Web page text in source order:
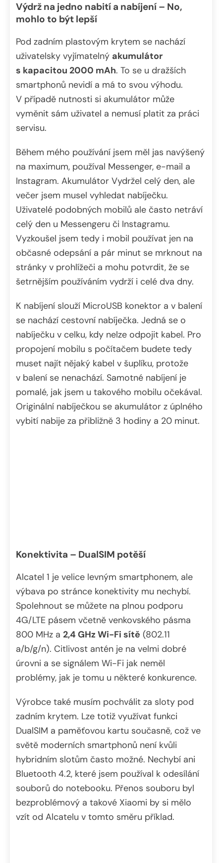
Výdrž na jedno nabití a nabíjení – No,
mohlo to být lepší
Pod zadním plastovým krytem se nachází
uživatelsky vyjímatelný akumulátor
s kapacitou 2000 mAh. To se u dražších
smartphonů nevidí a má to svou výhodu.
V případě nutnosti si akumulátor může
vyměnit sám uživatel a nemusí platit za práci
servisu.
Během mého používání jsem měl jas navýšený
na maximum, používal Messenger, e-mail a
Instagram. Akumulátor Vydržel celý den, ale
večer jsem musel vyhledat nabíječku.
Uživatelé podobných mobilů ale často netráví
celý den u Messengeru či Instagramu.
Vyzkoušel jsem tedy i mobil používat jen na
občasné odepsání a pár minut se mrknout na
stránky v prohlížeči a mohu potvrdit, že se
šetrnějším používáním vydrží i celé dva dny.
K nabíjení slouží MicroUSB konektor a v balení
se nachází cestovní nabíječka. Jedná se o
nabíječku v celku, kdy nelze odpojit kabel. Pro
propojení mobilu s počítačem budete tedy
muset najít nějaký kabel v šuplíku, protože
v balení se nenachází. Samotné nabíjení je
pomalé, jak jsem u takového mobilu očekával.
Originální nabíječkou se akumulátor z úplného
vybití nabije za přibližně 3 hodiny a 20 minut.
Konektivita – DualSIM potěší
Alcatel 1 je velice levným smartphonem, ale
výbava po stránce konektivity mu nechybí.
Spolehnout se můžete na plnou podporu
4G/LTE pásem včetně venkovského pásma
800 MHz a 2,4 GHz Wi-Fi sítě (802.11
a/b/g/n). Citlivost antén je na velmi dobré
úrovni a se signálem Wi-Fi jak neměl
problémy, jak je tomu u některé konkurence.
Výrobce také musím pochválit za sloty pod
zadním krytem. Lze totiž využívat funkci
DualSIM a paměťovou kartu současně, což ve
světě moderních smartphonů není kvůli
hybridním slotům často možné. Nechybí ani
Bluetooth 4.2, které jsem používal k odesílání
souborů do notebooku. Přenos souboru byl
bezproblémový a takové Xiaomi by si mělo
vzít od Alcatelu v tomto směru příklad.